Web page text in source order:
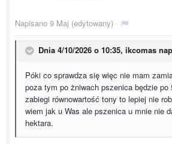
Napisano 9 Maj (edytowany) ·
Dnia 4/10/2026 o 10:35, ikcomas
Póki co sprawdza się więc nie mam
poza tym po żniwach pszenica będzie po
zabiegi równowartość tony to lepiej nie
wiem jak u Was ale pszenica u mnie nie
hektara.